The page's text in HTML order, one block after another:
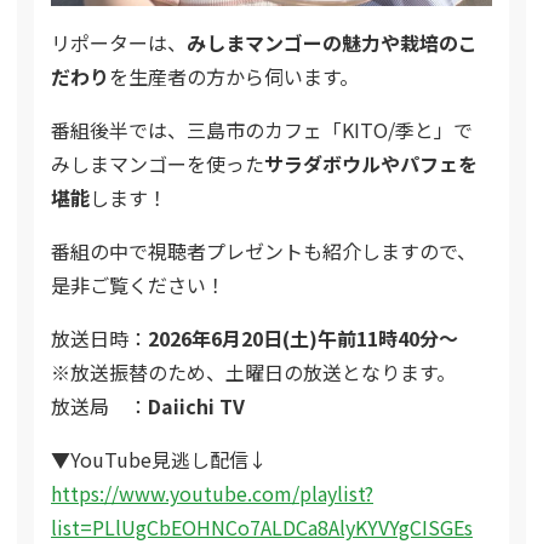
リポーターは、 みしまマンゴーの魅力や栽培のこ
だわりを生産者の方から伺います。
番組後半では、三島市のカフェ「KITO/季と」で
みしまマンゴーを使ったサラダボウルやパフェを
堪能します！
番組の中で視聴者プレゼントも紹介しますので、
是非ご覧ください！
放送日時： 2026年6月20日(土)午前11時40分～
※放送振替のため、土曜日の放送となります。
放送局 ： Daiichi TV
▼YouTube見逃し配信↓
https://www.youtube.com/playlist?
list=PLlUgCbEOHNCo7ALDCa8AlyKYVYgCISGEs